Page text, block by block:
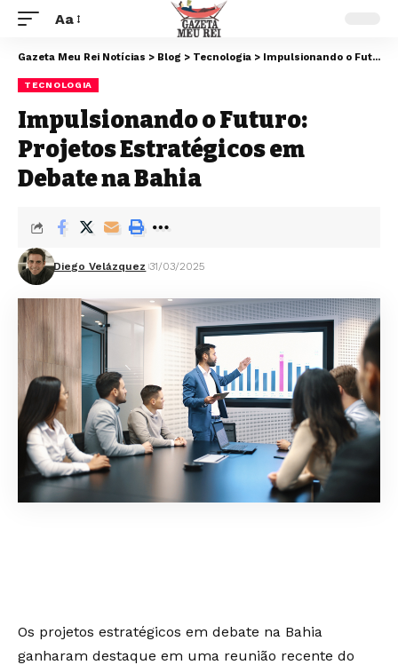
Aa
Gazeta Meu Rei Notícias > Blog > Tecnologia > Impulsionando o Futuro: Projetos Estratégicos em Debate na Bahia
TECNOLOGIA
Impulsionando o Futuro:
Projetos Estratégicos em
Debate na Bahia
Diego Velázquez 31/03/2025
Os projetos estratégicos em debate na Bahia
ganharam destaque em uma reunião recente do